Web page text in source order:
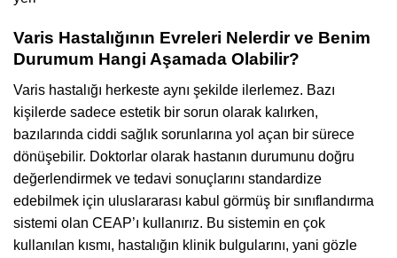
Varis Hastalığının Evreleri Nelerdir ve Benim
Durumum Hangi Aşamada Olabilir?
Varis hastalığı herkeste aynı şekilde ilerlemez. Bazı
kişilerde sadece estetik bir sorun olarak kalırken,
bazılarında ciddi sağlık sorunlarına yol açan bir sürece
dönüşebilir. Doktorlar olarak hastanın durumunu doğru
değerlendirmek ve tedavi sonuçlarını standardize
edebilmek için uluslararası kabul görmüş bir sınıflandırma
sistemi olan CEAP’ı kullanırız. Bu sistemin en çok
kullanılan kısmı, hastalığın klinik bulgularını, yani gözle